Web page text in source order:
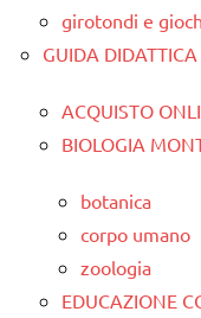
girotondi e
GUIDA
ACQUISTO
BIOLOGIA
botanica
corpo umano
zoologia
EDUCAZIONE